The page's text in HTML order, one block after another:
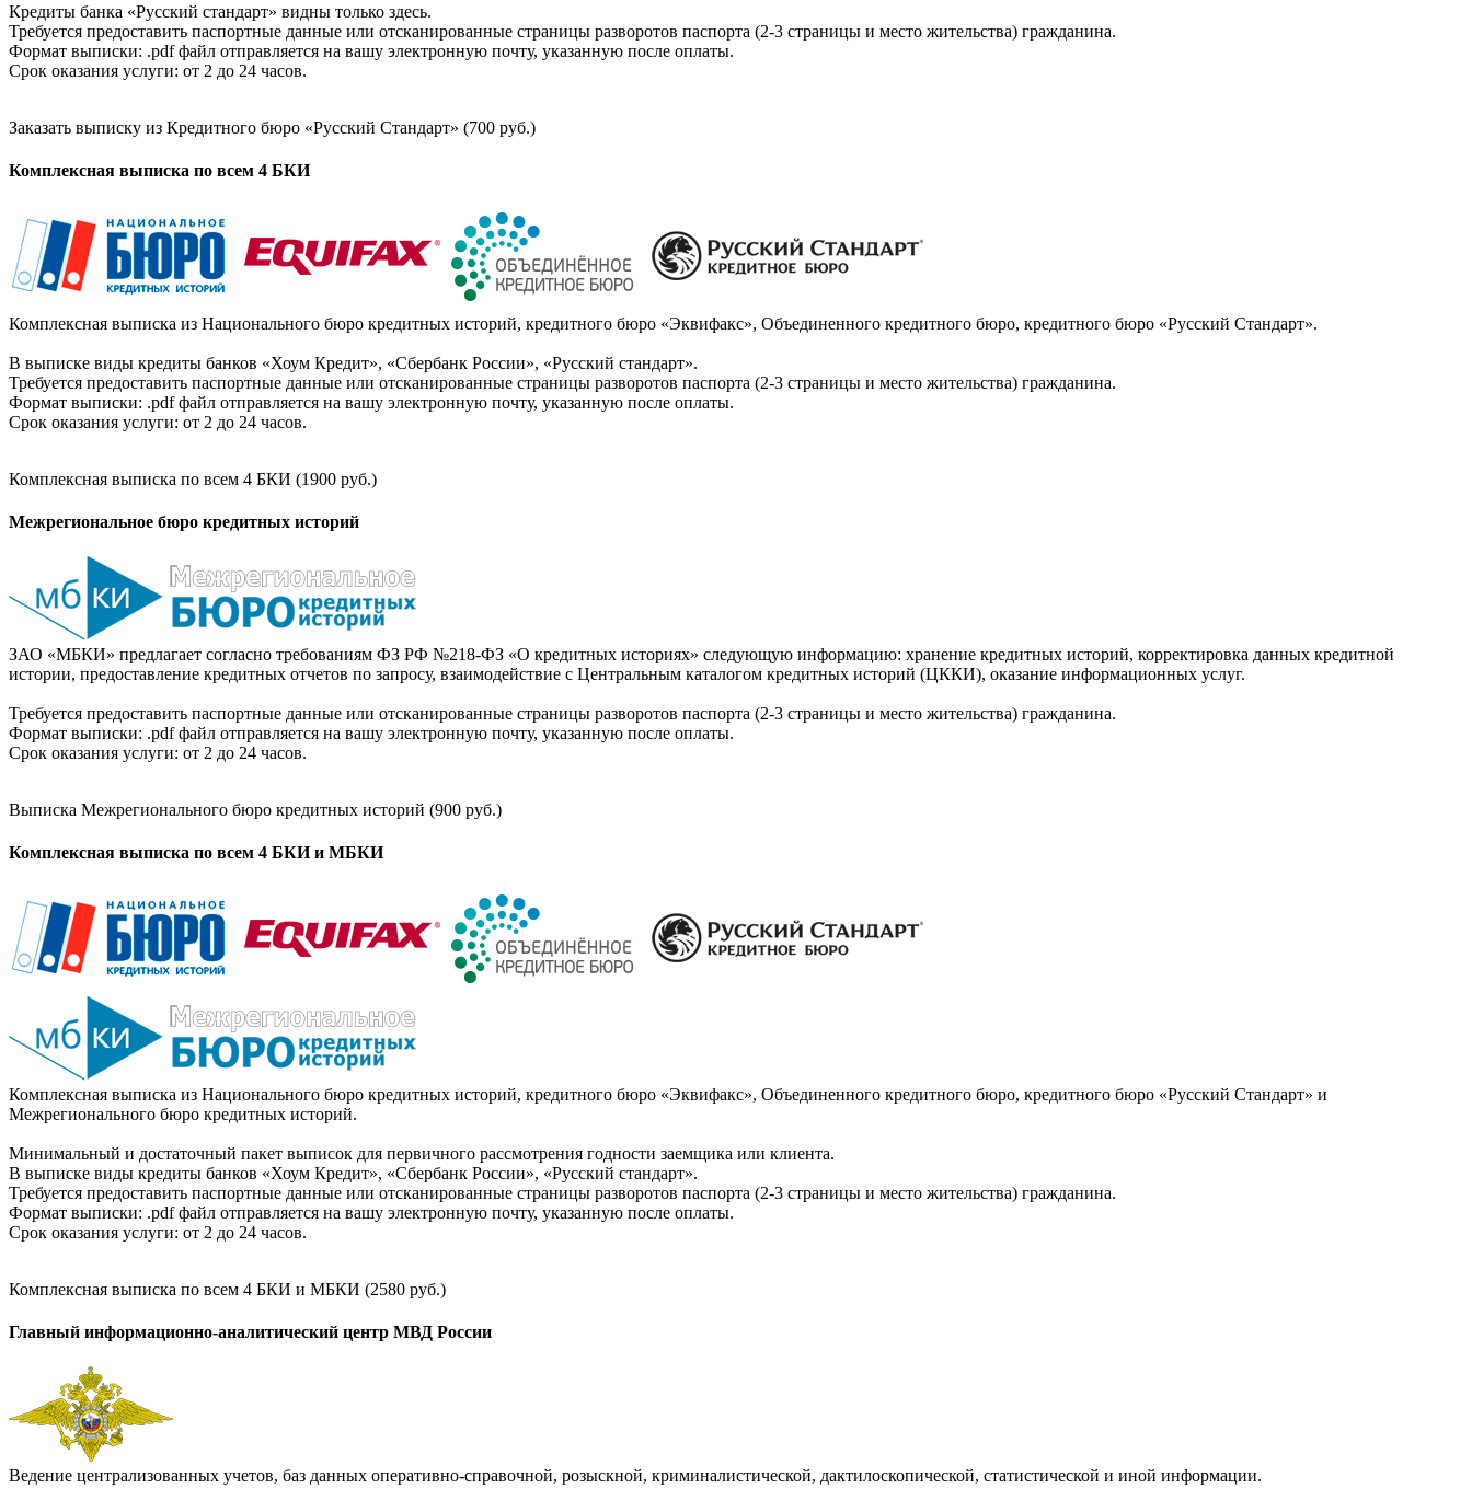
Кредиты банка «Русский стандарт» видны только здесь.
Требуется предоставить паспортные данные или отсканированные страницы разворотов паспорта (2-3 страницы и место жительства) гражданина.
Формат выписки: .pdf файл отправляется на вашу электронную почту, указанную после оплаты.
Срок оказания услуги: от 2 до 24 часов.
Заказать выписку из Кредитного бюро «Русский Стандарт» (700 руб.)
Комплексная выписка по всем 4 БКИ
Комплексная выписка из Национального бюро кредитных историй, кредитного бюро «Эквифакс», Объединенного кредитного бюро, кредитного бюро «Русский Стандарт».
В выписке виды кредиты банков «Хоум Кредит», «Сбербанк России», «Русский стандарт».
Требуется предоставить паспортные данные или отсканированные страницы разворотов паспорта (2-3 страницы и место жительства) гражданина.
Формат выписки: .pdf файл отправляется на вашу электронную почту, указанную после оплаты.
Срок оказания услуги: от 2 до 24 часов.
Комплексная выписка по всем 4 БКИ (1900 руб.)
Межрегиональное бюро кредитных историй
ЗАО «МБКИ» предлагает согласно требованиям ФЗ РФ №218-ФЗ «О кредитных историях» следующую информацию: хранение кредитных историй, корректировка данных кредитной
истории, предоставление кредитных отчетов по запросу, взаимодействие с Центральным каталогом кредитных историй (ЦККИ), оказание информационных услуг.
Требуется предоставить паспортные данные или отсканированные страницы разворотов паспорта (2-3 страницы и место жительства) гражданина.
Формат выписки: .pdf файл отправляется на вашу электронную почту, указанную после оплаты.
Срок оказания услуги: от 2 до 24 часов.
Выписка Межрегионального бюро кредитных историй (900 руб.)
Комплексная выписка по всем 4 БКИ и МБКИ
Комплексная выписка из Национального бюро кредитных историй, кредитного бюро «Эквифакс», Объединенного кредитного бюро, кредитного бюро «Русский Стандарт» и
Межрегионального бюро кредитных историй.
Минимальный и достаточный пакет выписок для первичного рассмотрения годности заемщика или клиента.
В выписке виды кредиты банков «Хоум Кредит», «Сбербанк России», «Русский стандарт».
Требуется предоставить паспортные данные или отсканированные страницы разворотов паспорта (2-3 страницы и место жительства) гражданина.
Формат выписки: .pdf файл отправляется на вашу электронную почту, указанную после оплаты.
Срок оказания услуги: от 2 до 24 часов.
Комплексная выписка по всем 4 БКИ и МБКИ (2580 руб.)
Главный информационно-аналитический центр МВД России
Ведение централизованных учетов, баз данных оперативно-справочной, розыскной, криминалистической, дактилоскопической, статистической и иной информации.